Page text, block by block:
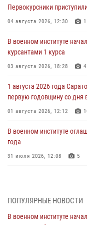
Первокурсники
04 августа 2026, 12:30 1
В военном институте
курсантами 1 курса
03 августа 2026, 18:28 4
1 августа 2026 года
первую годовщину со дня
01 августа 2026, 12:12
В военном институте
года
31 июля 2026, 12:08 5
29 июля 2026, 06:45 2
29 июля 2026 года
ПОПУЛЯРНЫЕ НОВОСТИ
В военном институте